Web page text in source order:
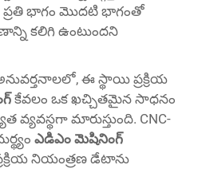
ప్రతి భాగం మొదటి భాగంతో
కలిగి ఉంటుందని
ఈ స్థాయి ప్రక్రియ
కేవలం ఒక ఖచ్చితమైన సాధనం
మారుస్తుంది. CNC-
ఎడిఎం మెషినింగ్
నియంత్రణ డేటాను